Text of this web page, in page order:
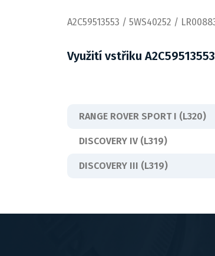
A2C59513553 / 5WS40252 /
Využití vstřiku
RANGE ROVER SPORT I (L320)
DISCOVERY IV (L319)
DISCOVERY III (L319)